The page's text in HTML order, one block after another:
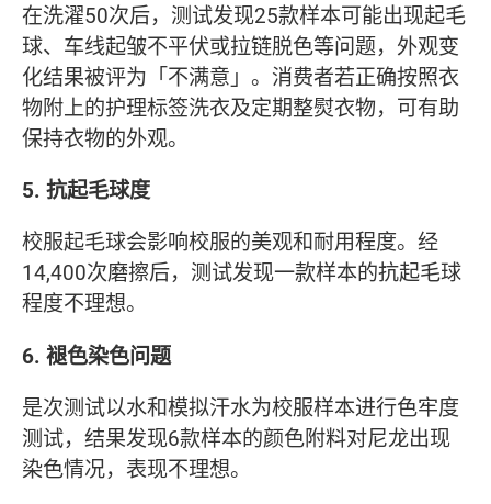
在洗濯50次后，测试发现25款样本可能出现起毛
球、车线起皱不平伏或拉链脱色等问题，外观变
化结果被评为「不满意」。消费者若正确按照衣
物附上的护理标签洗衣及定期整熨衣物，可有助
保持衣物的外观。
5. 抗起毛球度
校服起毛球会影响校服的美观和耐用程度。经
14,400次磨擦后，测试发现一款样本的抗起毛球
程度不理想。
6. 褪色染色问题
是次测试以水和模拟汗水为校服样本进行色牢度
测试，结果发现6款样本的颜色附料对尼龙出现
染色情况，表现不理想。